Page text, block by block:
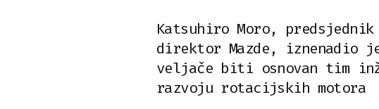
Katsuhiro Moro,
direktor Mazde, iznenadio
veljače biti osnovan tim
razvoju rotacijskih motora